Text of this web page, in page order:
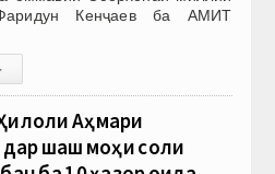
Кенҷаев ба АМИТ
Аҳмари
дар шаш моҳи соли